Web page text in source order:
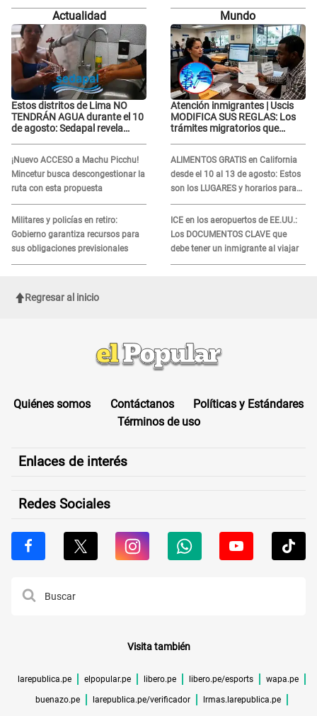
APARECER en centro oncológico:
“La oración tiene poder”
APARECER en centro oncológico:
“La oración tiene poder”
Actualidad
Estos distritos de Lima NO
TENDRÁN AGUA durante el 10
de agosto: Sedapal revela
¡Nuevo ACCESO a Machu Picchu!
Mincetur busca descongestionar la
ruta con esta propuesta
Militares y policías en retiro:
Gobierno garantiza recursos para
sus obligaciones previsionales
Mundo
Atención inmigrantes | Uscis
MODIFICA SUS REGLAS: Los
trámites migratorios que
ALIMENTOS GRATIS en California
desde el 10 al 13 de agosto: Estos
son los LUGARES y horarios para
recibir la ayuda
ICE en los aeropuertos de EE.UU.:
Los DOCUMENTOS CLAVE que
debe tener un inmigrante al viajar
Regresar al inicio
Quiénes somos Contáctanos
Políticas y Estándares
Términos de uso
Enlaces de interés
Redes Sociales
Visita también
larepublica.pe elpopular.pe libero.pe libero.pe/esports wapa.pe
buenazo.pe larepublica.pe/verificador lrmas.larepublica.pe